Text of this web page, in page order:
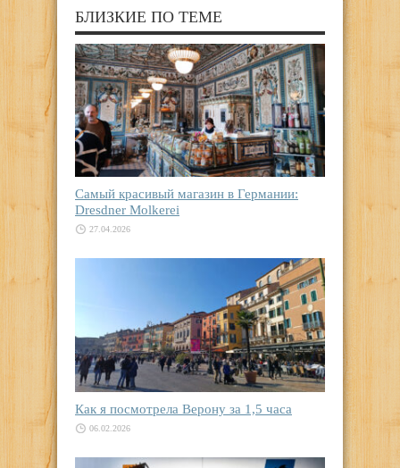
БЛИЗКИЕ ПО ТЕМЕ
Самый красивый магазин в Германии:
Dresdner Molkerei
27.04.2026
Как я посмотрела Верону за 1,5 часа
06.02.2026